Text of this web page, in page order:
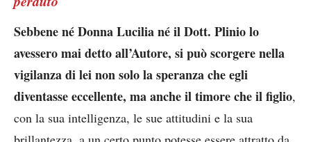
Sebbene né Donna Lucilia né il Dott. Plinio lo
avessero mai detto all’Autore, si può scorgere nella
vigilanza di lei non solo la speranza che egli
diventasse eccellente, ma anche il timore che il figlio,
con la sua intelligenza, le sue attitudini e la sua